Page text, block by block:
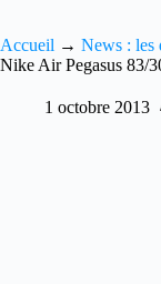
Accueil → News : les
Nike Air Pegasus 83/
1 octobre 2013